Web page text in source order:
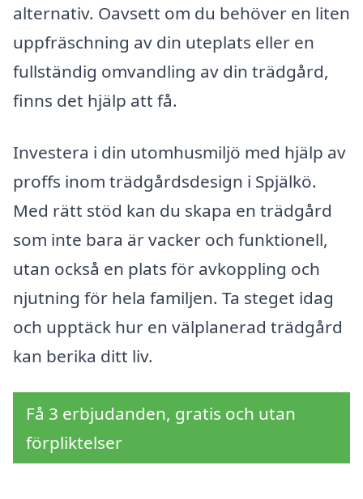
alternativ. Oavsett om du behöver en liten
uppfräschning av din uteplats eller en
fullständig omvandling av din trädgård,
finns det hjälp att få.
Investera i din utomhusmiljö med hjälp av
proffs inom trädgårdsdesign i Spjälkö.
Med rätt stöd kan du skapa en trädgård
som inte bara är vacker och funktionell,
utan också en plats för avkoppling och
njutning för hela familjen. Ta steget idag
och upptäck hur en välplanerad trädgård
kan berika ditt liv.
Få 3 erbjudanden, gratis och utan
förpliktelser